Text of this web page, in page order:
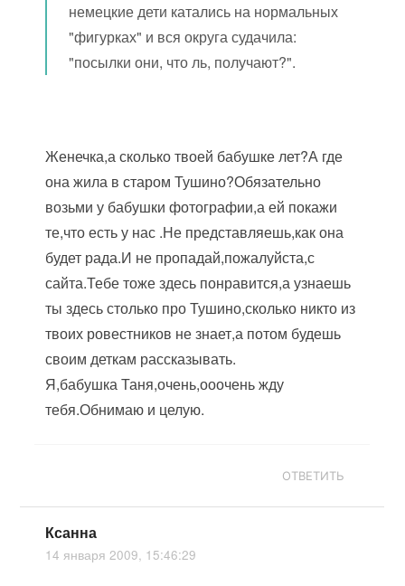
немецкие дети катались на нормальных
"фигурках" и вся округа судачила:
"посылки они, что ль, получают?".
Женечка,а сколько твоей бабушке лет?А где
она жила в старом Тушино?Обязательно
возьми у бабушки фотографии,а ей покажи
те,что есть у нас .Не представляешь,как она
будет рада.И не пропадай,пожалуйста,с
сайта.Тебе тоже здесь понравится,а узнаешь
ты здесь столько про Тушино,сколько никто из
твоих ровестников не знает,а потом будешь
своим деткам рассказывать.
Я,бабушка Таня,очень,ооочень жду
тебя.Обнимаю и целую.
ОТВЕТИТЬ
Ксанна
14 января 2009, 15:46:29